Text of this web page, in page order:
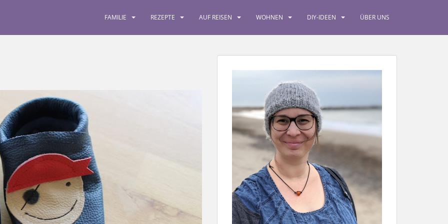
FAMILIE REZEPTE AUF REISEN WOHNEN DIY-IDEEN ÜBER UNS